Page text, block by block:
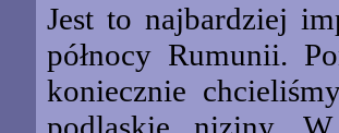
Jest to najbardziej
północy Rumunii.
koniecznie